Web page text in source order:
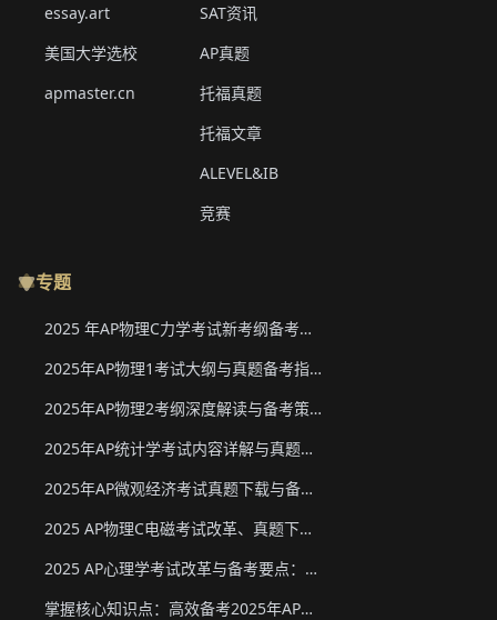
essay.art
美国大学选校
apmaster.cn
SAT资讯
AP真题
托福真题
托福文章
ALEVEL&IB
竞赛
专题
2025 年AP物理C力学考试新考纲备考要点与真题下载
2025年AP物理1考试大纲与真题备考指南
2025年AP物理2考纲深度解读与备考策略
2025年AP统计学考试内容详解与真题教材下载
2025年AP微观经济考试真题下载与备考要点
2025 AP物理C电磁考试改革、真题下载与备考要点
2025 AP心理学考试改革与备考要点：真题下载&教材推荐
掌握核心知识点：高效备考2025年AP化学